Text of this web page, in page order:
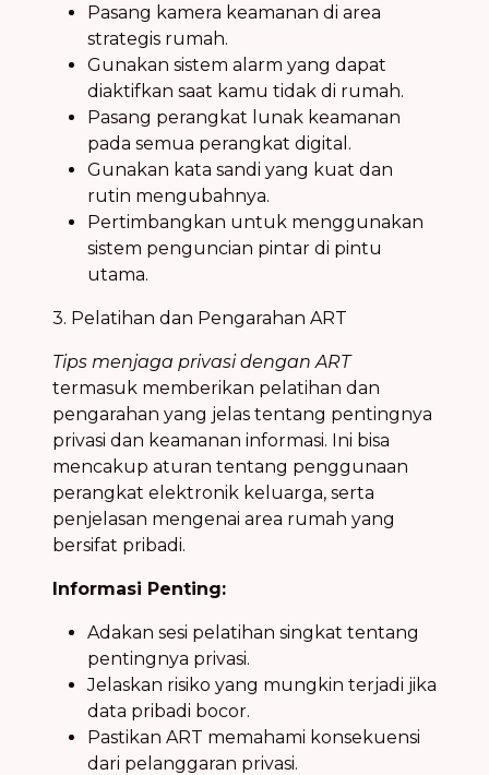
Pasang kamera keamanan di area
strategis rumah.
Gunakan sistem alarm yang dapat
diaktifkan saat kamu tidak di rumah.
Pasang perangkat lunak keamanan
pada semua perangkat digital.
Gunakan kata sandi yang kuat dan
rutin mengubahnya.
Pertimbangkan untuk menggunakan
sistem penguncian pintar di pintu
utama.
3. Pelatihan dan Pengarahan ART
Tips menjaga privasi dengan ART
termasuk memberikan pelatihan dan
pengarahan yang jelas tentang pentingnya
privasi dan keamanan informasi. Ini bisa
mencakup aturan tentang penggunaan
perangkat elektronik keluarga, serta
penjelasan mengenai area rumah yang
bersifat pribadi.
Informasi Penting:
Adakan sesi pelatihan singkat tentang
pentingnya privasi.
Jelaskan risiko yang mungkin terjadi jika
data pribadi bocor.
Pastikan ART memahami konsekuensi
dari pelanggaran privasi.